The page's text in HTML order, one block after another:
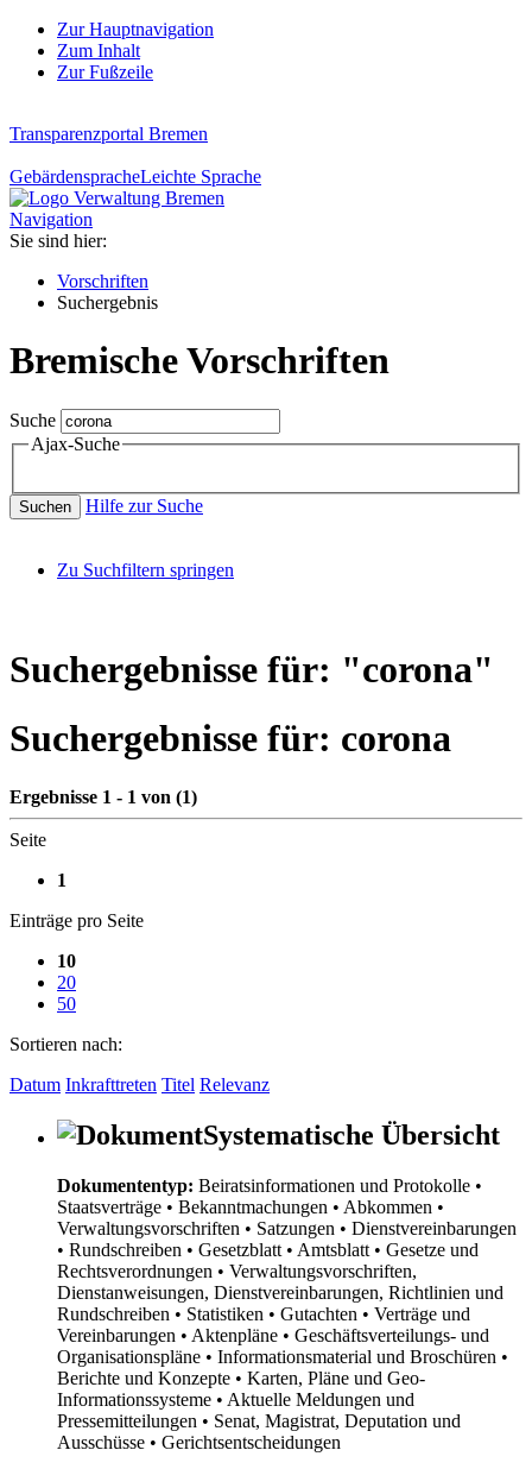
Zur Hauptnavigation
Zum Inhalt
Zur Fußzeile
Transparenzportal Bremen
GebärdenspracheLeichte Sprache
Navigation
Sie sind hier:
Vorschriften
Suchergebnis
Bremische Vorschriften
Suche
Ajax-Suche
Suchen Hilfe zur Suche
Zu Suchfiltern springen
Suchergebnisse für: "corona"
Suchergebnisse für: corona
Ergebnisse 1 - 1 von (1)
Seite
1
Einträge pro Seite
10
20
50
Sortieren nach:
Datum Inkrafttreten Titel Relevanz
Systematische Übersicht
Dokumententyp: Beiratsinformationen und Protokolle •
Staatsverträge • Bekanntmachungen • Abkommen •
Verwaltungsvorschriften • Satzungen • Dienstvereinbarungen
• Rundschreiben • Gesetzblatt • Amtsblatt • Gesetze und
Rechtsverordnungen • Verwaltungsvorschriften,
Dienstanweisungen, Dienstvereinbarungen, Richtlinien und
Rundschreiben • Statistiken • Gutachten • Verträge und
Vereinbarungen • Aktenpläne • Geschäftsverteilungs- und
Organisationspläne • Informationsmaterial und Broschüren •
Berichte und Konzepte • Karten, Pläne und Geo-
Informationssysteme • Aktuelle Meldungen und
Pressemitteilungen • Senat, Magistrat, Deputation und
Ausschüsse • Gerichtsentscheidungen